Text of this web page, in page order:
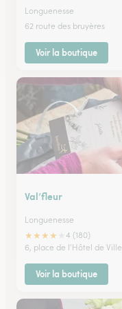
Longuenesse
62 route des bruyères
Voir la boutique
Val’fleur
Longuenesse
★★★★
4 (180)
6, place de l'Hôtel de Ville
Voir la boutique